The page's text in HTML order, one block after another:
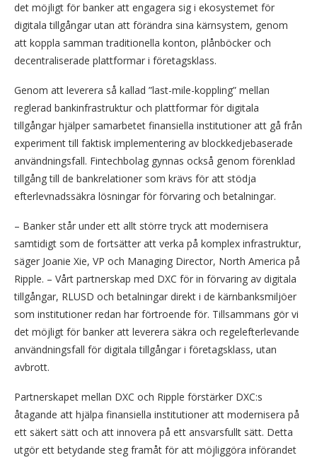
det möjligt för banker att engagera sig i ekosystemet för
digitala tillgångar utan att förändra sina kärnsystem, genom
att koppla samman traditionella konton, plånböcker och
decentraliserade plattformar i företagsklass.
Genom att leverera så kallad ”last-mile-koppling” mellan
reglerad bankinfrastruktur och plattformar för digitala
tillgångar hjälper samarbetet finansiella institutioner att gå från
experiment till faktisk implementering av blockkedjebaserade
användningsfall. Fintechbolag gynnas också genom förenklad
tillgång till de bankrelationer som krävs för att stödja
efterlevnadssäkra lösningar för förvaring och betalningar.
– Banker står under ett allt större tryck att modernisera
samtidigt som de fortsätter att verka på komplex infrastruktur,
säger Joanie Xie, VP och Managing Director, North America på
Ripple. – Vårt partnerskap med DXC för in förvaring av digitala
tillgångar, RLUSD och betalningar direkt i de kärnbanksmiljöer
som institutioner redan har förtroende för. Tillsammans gör vi
det möjligt för banker att leverera säkra och regel­efterlevande
användningsfall för digitala tillgångar i företagsklass, utan
avbrott.
Partnerskapet mellan DXC och Ripple förstärker DXC:s
åtagande att hjälpa finansiella institutioner att modernisera på
ett säkert sätt och att innovera på ett ansvarsfullt sätt. Detta
utgör ett betydande steg framåt för att möjliggöra införandet